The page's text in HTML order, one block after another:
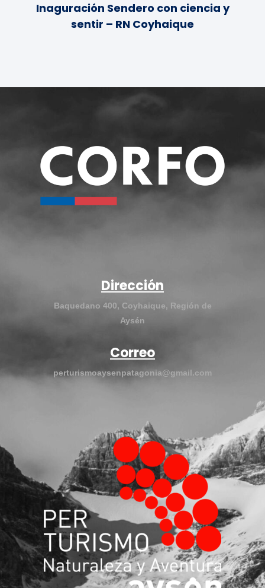
Inaguración Sendero con ciencia y
sentir – RN Coyhaique
Dirección
Baquedano 400, Coyhaique, Región de
Aysén
Correo
perturismoaysenpatagonia@gmail.com